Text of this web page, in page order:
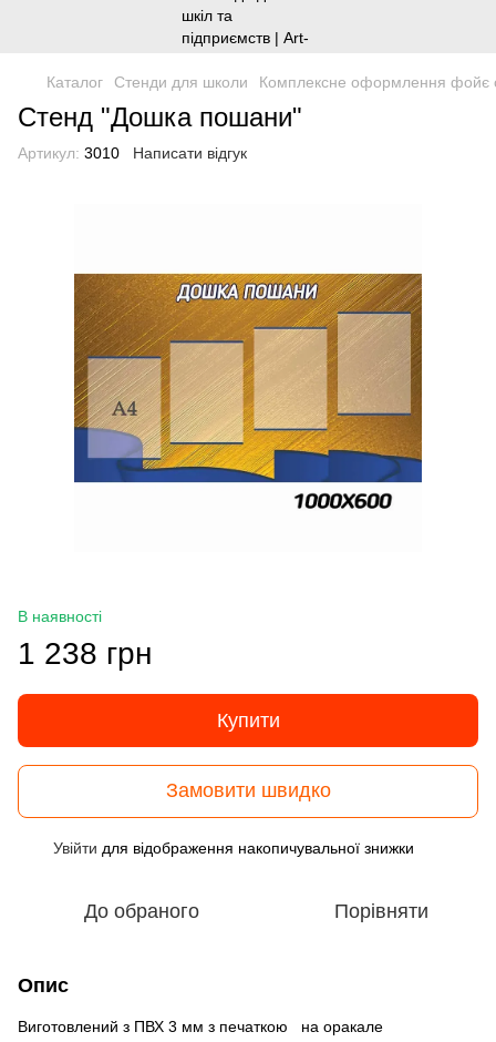
Каталог Стенди для школи Комплексне оформлення фойє
Стенд "Дошка пошани"
Артикул: 3010 Написати відгук
В наявності
1 238 грн
Купити
Замовити швидко
Увійти для відображення накопичувальної знижки
До обраного Порівняти
Опис
Виготовлений з ПВХ 3 мм з печаткою на оракале